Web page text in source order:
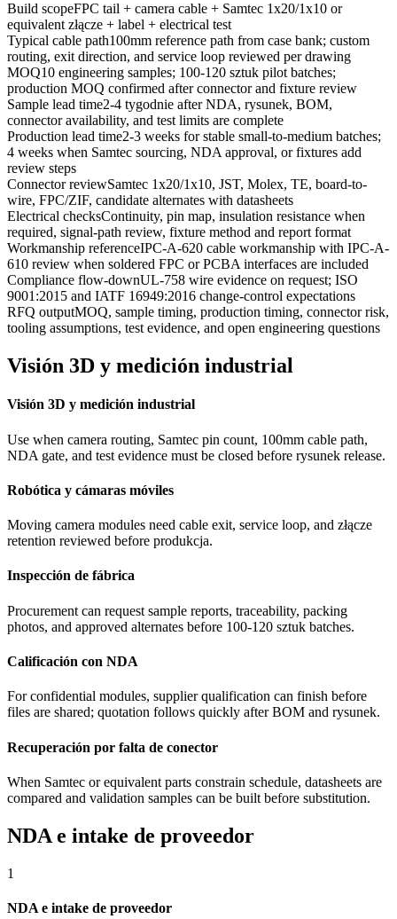
Build scopeFPC tail + camera cable + Samtec 1x20/1x10 or
equivalent złącze + label + electrical test
Typical cable path100mm reference path from case bank; custom
routing, exit direction, and service loop reviewed per drawing
MOQ10 engineering samples; 100-120 sztuk pilot batches;
production MOQ confirmed after connector and fixture review
Sample lead time2-4 tygodnie after NDA, rysunek, BOM,
connector availability, and test limits are complete
Production lead time2-3 weeks for stable small-to-medium batches;
4 weeks when Samtec sourcing, NDA approval, or fixtures add
review steps
Connector reviewSamtec 1x20/1x10, JST, Molex, TE, board-to-
wire, FPC/ZIF, candidate alternates with datasheets
Electrical checksContinuity, pin map, insulation resistance when
required, signal-path review, fixture method and report format
Workmanship referenceIPC-A-620 cable workmanship with IPC-A-
610 review when soldered FPC or PCBA interfaces are included
Compliance flow-downUL-758 wire evidence on request; ISO
9001:2015 and IATF 16949:2016 change-control expectations
RFQ outputMOQ, sample timing, production timing, connector risk,
tooling assumptions, test evidence, and open engineering questions
Visión 3D y medición industrial
Visión 3D y medición industrial
Use when camera routing, Samtec pin count, 100mm cable path,
NDA gate, and test evidence must be closed before rysunek release.
Robótica y cámaras móviles
Moving camera modules need cable exit, service loop, and złącze
retention reviewed before produkcja.
Inspección de fábrica
Procurement can request sample reports, traceability, packing
photos, and approved alternates before 100-120 sztuk batches.
Calificación con NDA
For confidential modules, supplier qualification can finish before
files are shared; quotation follows quickly after BOM and rysunek.
Recuperación por falta de conector
When Samtec or equivalent parts constrain schedule, datasheets are
compared and validation samples can be built before substitution.
NDA e intake de proveedor
1
NDA e intake de proveedor